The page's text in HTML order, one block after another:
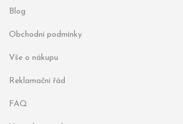
Blog
Obchodní podmínky
Vše o nákupu
Reklamační řád
FAQ